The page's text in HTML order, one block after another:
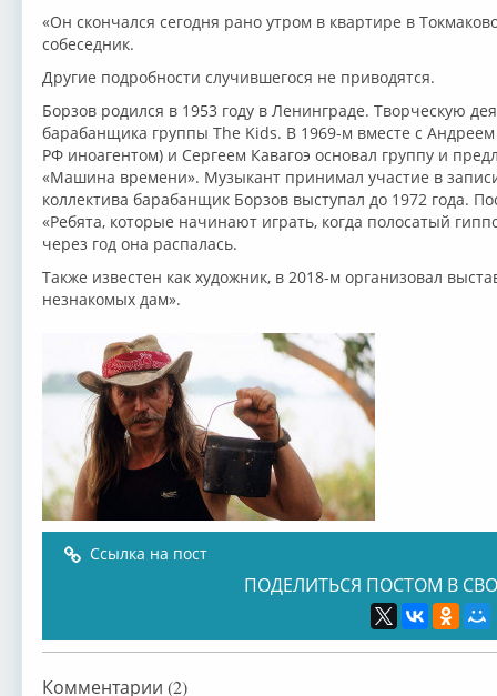
«Он скончался сегодня рано утром в квартире в
собеседник.
Другие подробности случившегося не приводятся.
Борзов родился в 1953 году в Ленинграде. Творческую
барабанщика группы The Kids. В 1969-м вместе с
РФ иноагентом) и Сергеем Кавагоэ основал группу и
«Машина времени». Музыкант принимал участие в
коллектива барабанщик Борзов выступал до 1972 года.
«Ребята, которые начинают играть, когда полосатый
через год она распалась.
Также известен как художник, в 2018-м организовал
незнакомых дам».
Ссылка на пост
ПОДЕЛИТЬСЯ ПОСТОМ В
Комментарии (2)